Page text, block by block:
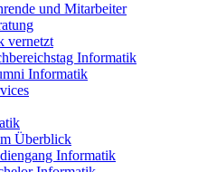
und Mitarbeiter
vernetzt
Informatik
Informatik
Überblick
Informatik